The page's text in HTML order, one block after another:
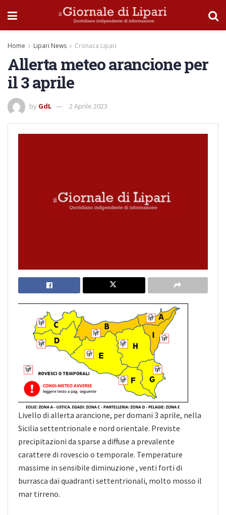
Home Lipari News Cronaca Lipari
Allerta meteo arancione per
il 3 aprile
by GdL 2 Aprile 2023
Livello di allerta arancione, per domani 3 aprile, nella
Sicilia settentrionale e nord orientale. Previste
precipitazioni da sparse a diffuse a prevalente
carattere di rovescio o temporale. Temperature
massime in sensibile diminuzione , venti forti di
burrasca dai quadranti settentrionali, molto mosso il
mar tirreno.